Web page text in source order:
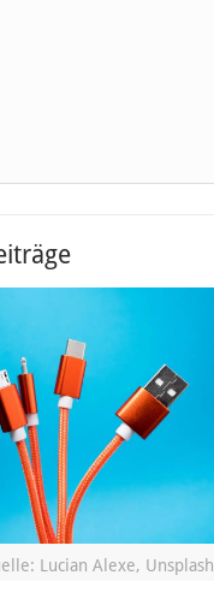
Lucian Alexe, Unsplash